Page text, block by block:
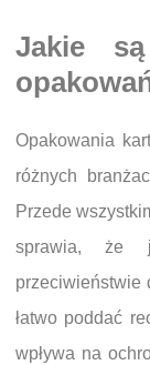
Jakie
Opakowania
różnych
Przede
sprawia, że
przeciwieństwie
łatwo poddać
wpływa na